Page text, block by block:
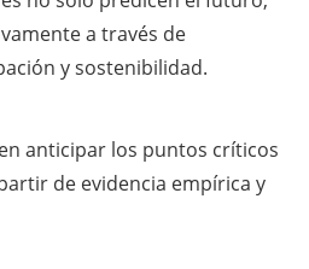
a través de
y sostenibilidad.
anticipar los puntos críticos
de evidencia empírica y